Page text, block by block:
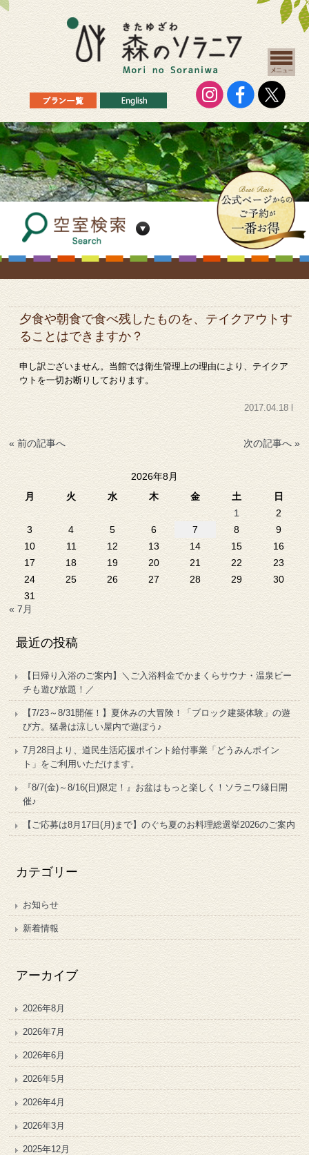
夕食や朝食で食べ残したものを、テイクアウトす
ることはできますか？
申し訳ございません。当館では衛生管理上の理由により、テイクア
ウトを一切お断りしております。
2017.04.18 l
« 前の記事へ 次の記事へ »
2026年8月
月
火 水 木 金 土
日
1
2
3
4 5 6 7 8
9
10
11 12 13 14 15
16
17
18 19 20 21 22
23
24
25 26 27 28 29
30
31
« 7月
最近の投稿
【日帰り入浴のご案内】＼ご入浴料金でかまくらサウナ・温泉ビー
チも遊び放題！／
【7/23～8/31開催！】夏休みの大冒険！「ブロック建築体験」の遊
び方。猛暑は涼しい屋内で遊ぼう♪
7月28日より、道民生活応援ポイント給付事業「どうみんポイン
ト」をご利用いただけます。
『8/7(金)～8/16(日)限定！』お盆はもっと楽しく！ソラニワ縁日開
催♪
【ご応募は8月17日(月)まで】のぐち夏のお料理総選挙2026のご案内
カテゴリー
お知らせ
新着情報
アーカイブ
2026年8月
2026年7月
2026年6月
2026年5月
2026年4月
2026年3月
2025年12月